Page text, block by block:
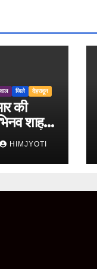
जिले देहरादून
की
शाह
शुद्धता के
सूची
HIMJYOTI